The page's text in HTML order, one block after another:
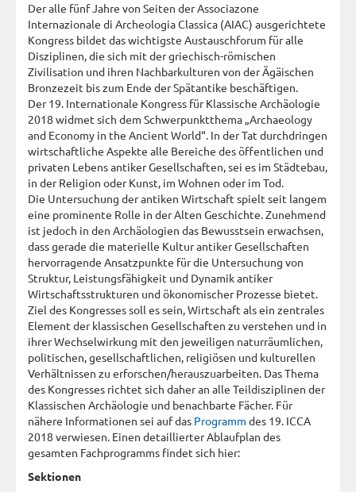
Der alle fünf Jahre von Seiten der Associazone
Internazionale di Archeologia Classica (AIAC) ausgerichtete
Kongress bildet das wichtigste Austauschforum für alle
Disziplinen, die sich mit der griechisch-römischen
Zivilisation und ihren Nachbarkulturen von der Ägäischen
Bronzezeit bis zum Ende der Spätantike beschäftigen.
Der 19. Internationale Kongress für Klassische Archäologie
2018 widmet sich dem Schwerpunktthema „Archaeology
and Economy in the Ancient World“. In der Tat durchdringen
wirtschaftliche Aspekte alle Bereiche des öffentlichen und
privaten Lebens antiker Gesellschaften, sei es im Städtebau,
in der Religion oder Kunst, im Wohnen oder im Tod.
Die Untersuchung der antiken Wirtschaft spielt seit langem
eine prominente Rolle in der Alten Geschichte. Zunehmend
ist jedoch in den Archäologien das Bewusstsein erwachsen,
dass gerade die materielle Kultur antiker Gesellschaften
hervorragende Ansatzpunkte für die Untersuchung von
Struktur, Leistungsfähigkeit und Dynamik antiker
Wirtschaftsstrukturen und ökonomischer Prozesse bietet.
Ziel des Kongresses soll es sein, Wirtschaft als ein zentrales
Element der klassischen Gesellschaften zu verstehen und in
ihrer Wechselwirkung mit den jeweiligen naturräumlichen,
politischen, gesellschaftlichen, religiösen und kulturellen
Verhältnissen zu erforschen/herauszuarbeiten. Das Thema
des Kongresses richtet sich daher an alle Teildisziplinen der
Klassischen Archäologie und benachbarte Fächer. Für
nähere Informationen sei auf das Programm des 19. ICCA
2018 verwiesen. Einen detaillierter Ablaufplan des
gesamten Fachprogramms findet sich hier:
Sektionen